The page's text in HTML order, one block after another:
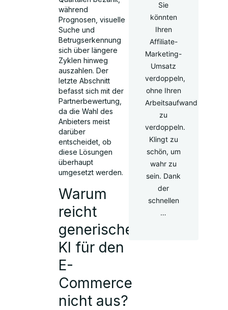
während
Prognosen, visuelle
Suche und
Betrugserkennung
sich über längere
Zyklen hinweg
auszahlen. Der
letzte Abschnitt
befasst sich mit der
Partnerbewertung,
da die Wahl des
Anbieters meist
darüber
entscheidet, ob
diese Lösungen
überhaupt
umgesetzt werden.
Warum
reicht
generische
KI für den
E-
Commerce
nicht aus?
Sie
könnten
Ihren
Affiliate-
Marketing-
Umsatz
verdoppeln,
ohne Ihren
Arbeitsaufwand
zu
verdoppeln.
Klingt zu
schön, um
wahr zu
sein. Dank
der
schnellen
…